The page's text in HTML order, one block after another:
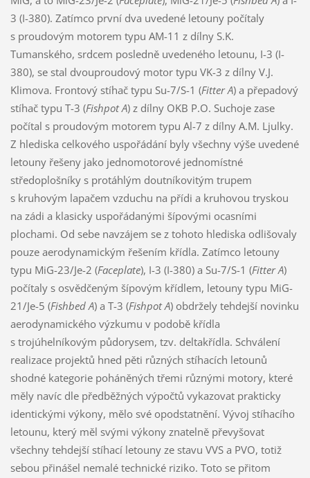
3 (I-380). Zatímco první dva uvedené letouny počítaly
s proudovým motorem typu AM-11 z dílny S.K.
Tumanského, srdcem posledně uvedeného letounu, I-3 (I-
380), se stal dvouproudový motor typu VK-3 z dílny V.J.
Klimova. Frontový stíhač typu Su-7/S-1 (Fitter A) a přepadový
stíhač typu T-3 (Fishpot A) z dílny OKB P.O. Suchoje zase
počítal s proudovým motorem typu Al-7 z dílny A.M. Ljulky.
Z hlediska celkového uspořádání byly všechny výše uvedené
letouny řešeny jako jednomotorové jednomístné
středoplošníky s protáhlým doutníkovitým trupem
s kruhovým lapačem vzduchu na přídi a kruhovou tryskou
na zádi a klasicky uspořádanými šípovými ocasními
plochami. Od sebe navzájem se z tohoto hlediska odlišovaly
pouze aerodynamickým řešením křídla. Zatímco letouny
typu MiG-23/Je-2 (Faceplate), I-3 (I-380) a Su-7/S-1 (Fitter A)
počítaly s osvědčeným šípovým křídlem, letouny typu MiG-
21/Je-5 (Fishbed A) a T-3 (Fishpot A) obdržely tehdejší novinku
aerodynamického výzkumu v podobě křídla
s trojúhelníkovým půdorysem, tzv. deltakřídla. Schválení
realizace projektů hned pěti různých stíhacích letounů
shodné kategorie poháněných třemi různými motory, které
měly navíc dle předběžných výpočtů vykazovat prakticky
identickými výkony, mělo své opodstatnění. Vývoj stíhacího
letounu, který měl svými výkony znatelně převyšovat
všechny tehdejší stíhací letouny ze stavu VVS a PVO, totiž
sebou přinášel nemalé technické riziko. Toto se přitom